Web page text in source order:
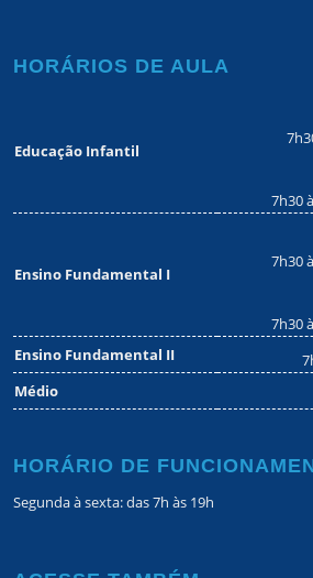
HORÁRIOS DE AULA
Educação Infantil
7h30
Ensino Fundamental I
7h30
7h30
Ensino Fundamental II
Médio
HORÁRIO DE
Segunda à sexta: das 7h às 19h